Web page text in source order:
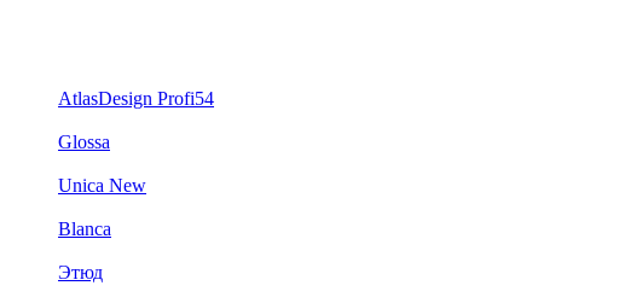
AtlasDesign Profi54
Glossa
Unica New
Blanca
Этюд